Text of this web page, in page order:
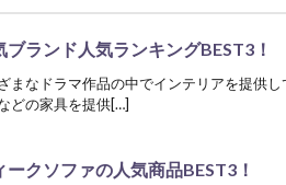
ランド人気ランキングBEST3！
まなドラマ作品の中でインテリアを提供
どの家具を提供[…]
クソファの人気商品BEST3！